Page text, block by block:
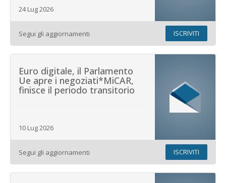
24 Lug 2026
Segui gli aggiornamenti ISCRIVITI
Euro digitale, il Parlamento
Ue apre i negoziati*MiCAR,
finisce il periodo transitorio
10 Lug 2026
Segui gli aggiornamenti ISCRIVITI